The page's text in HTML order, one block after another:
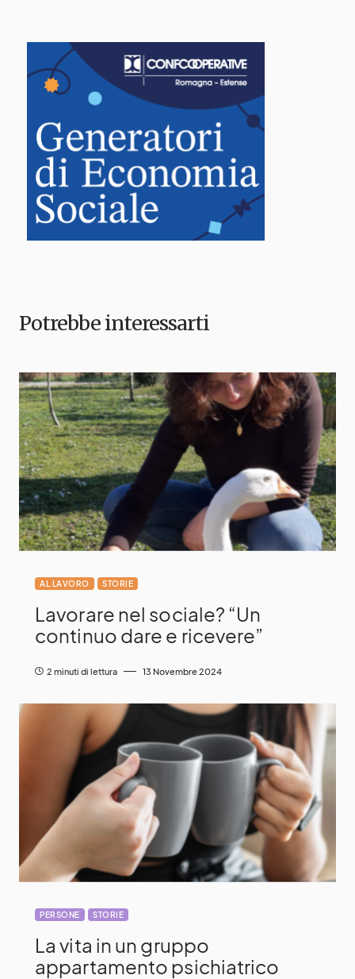
Potrebbe interessarti
AL LAVORO STORIE
Lavorare nel sociale? “Un
continuo dare e ricevere”
2 minuti di lettura 13 Novembre 2024
PERSONE STORIE
La vita in un gruppo
appartamento psichiatrico